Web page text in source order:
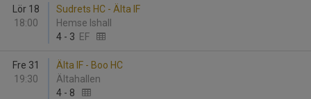
Lör 18
18:00
Sudrets HC - Älta IF
Hemse Ishall
4 - 3 EF
Fre 31
19:30
Älta IF - Boo HC
Ältahallen
4 - 8